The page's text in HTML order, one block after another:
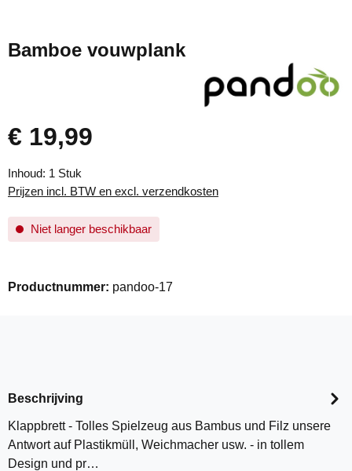
Bamboe vouwplank
Normale prijs:
€ 19,99
Inhoud: 1 Stuk
Prijzen incl. BTW en excl. verzendkosten
Niet langer beschikbaar
Productnummer: pandoo-17
Beschrijving
Klappbrett - Tolles Spielzeug aus Bambus und Filz unsere
Antwort auf Plastikmüll, Weichmacher usw. - in tollem
Design und pr…